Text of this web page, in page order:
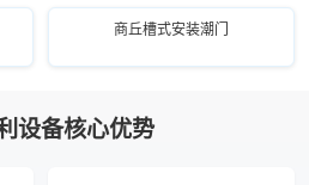
商丘槽式安装潮门
设备核心优势